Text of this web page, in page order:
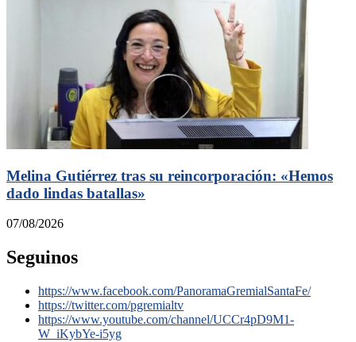
Melina Gutiérrez tras su reincorporación: «Hemos
dado lindas batallas»
07/08/2026
Seguinos
https://www.facebook.com/PanoramaGremialSantaFe/
https://twitter.com/pgremialtv
https://www.youtube.com/channel/UCCr4pD9M1-
W_iKybYe-i5yg